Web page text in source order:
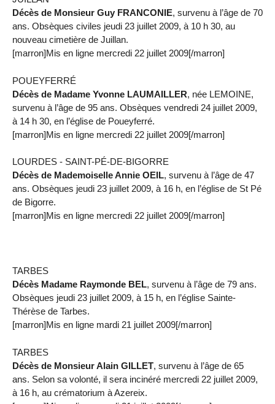
Décès de Monsieur Guy FRANCONIE, survenu à l’âge de 70
ans. Obsèques civiles jeudi 23 juillet 2009, à 10 h 30, au
nouveau cimetière de Juillan.
[marron]Mis en ligne mercredi 22 juillet 2009[/marron]
POUEYFERRÉ
Décès de Madame Yvonne LAUMAILLER, née LEMOINE,
survenu à l’âge de 95 ans. Obsèques vendredi 24 juillet 2009,
à 14 h 30, en l’église de Poueyferré.
[marron]Mis en ligne mercredi 22 juillet 2009[/marron]
LOURDES - SAINT-PÉ-DE-BIGORRE
Décès de Mademoiselle Annie OEIL, survenu à l’âge de 47
ans. Obsèques jeudi 23 juillet 2009, à 16 h, en l’église de St Pé
de Bigorre.
[marron]Mis en ligne mercredi 22 juillet 2009[/marron]
TARBES
Décès Madame Raymonde BEL, survenu à l’âge de 79 ans.
Obsèques jeudi 23 juillet 2009, à 15 h, en l’église Sainte-
Thérèse de Tarbes.
[marron]Mis en ligne mardi 21 juillet 2009[/marron]
TARBES
Décès de Monsieur Alain GILLET, survenu à l’âge de 65
ans. Selon sa volonté, il sera incinéré mercredi 22 juillet 2009,
à 16 h, au crématorium à Azereix.